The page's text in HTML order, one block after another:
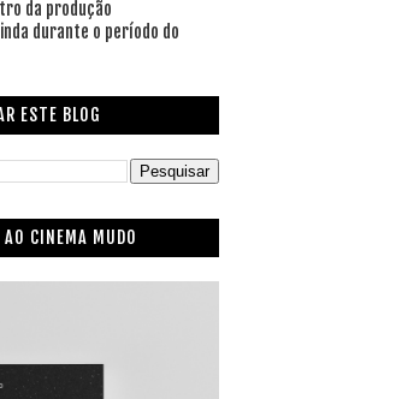
da produção
durante o período do
ESTE BLOG
AO CINEMA MUDO